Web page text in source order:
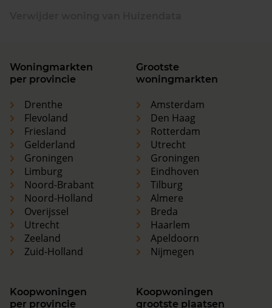
Woningmarkten
per provincie
Drenthe
Flevoland
Friesland
Gelderland
Groningen
Limburg
Noord-Brabant
Noord-Holland
Overijssel
Utrecht
Zeeland
Zuid-Holland
Grootste
woningmarkten
Amsterdam
Den Haag
Rotterdam
Utrecht
Groningen
Eindhoven
Tilburg
Almere
Breda
Haarlem
Apeldoorn
Nijmegen
Koopwoningen
per provincie
Koopwoningen
grootste plaatsen